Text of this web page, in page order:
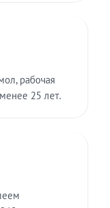
рабочая
25 лет.